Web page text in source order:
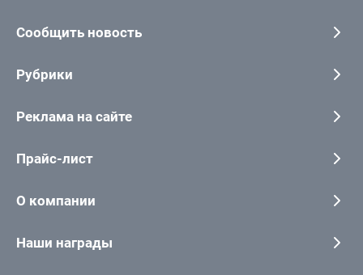
Сообщить новость
Рубрики
Реклама на сайте
Прайс-лист
О компании
Наши награды